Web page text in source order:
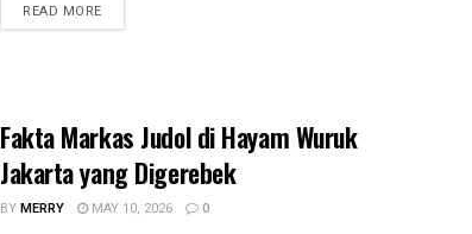
READ MORE
Fakta Markas Judol di Hayam Wuruk
Jakarta yang Digerebek
BYMERRY MAY 10, 2026 0